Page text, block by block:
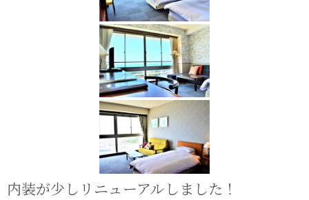
内装が少しリニューアルしました！